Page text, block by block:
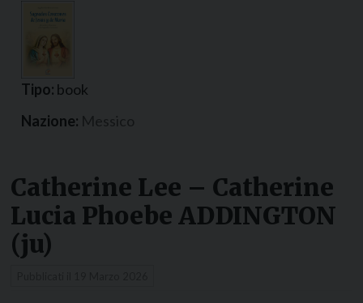
Tipo: book
Nazione:
Catherine Lee – Catherine
Lucia Phoebe ADDINGTON
(ju)